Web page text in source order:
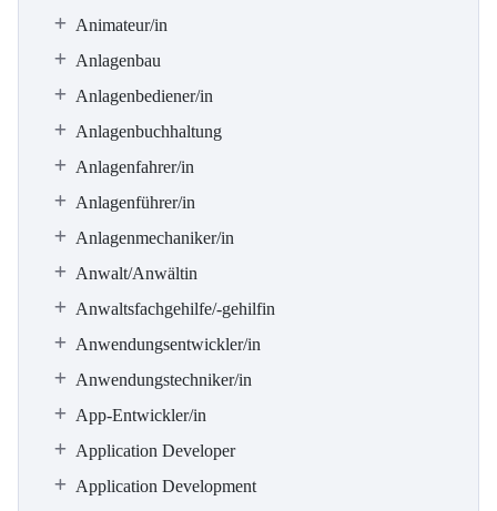
Animateur/in
Anlagenbau
Anlagenbediener/in
Anlagenbuchhaltung
Anlagenfahrer/in
Anlagenführer/in
Anlagenmechaniker/in
Anwalt/Anwältin
Anwaltsfachgehilfe/-gehilfin
Anwendungsentwickler/in
Anwendungstechniker/in
App-Entwickler/in
Application Developer
Application Development